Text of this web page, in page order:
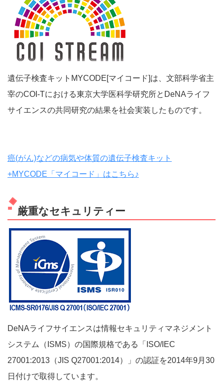
遺伝子検査キットMYCODE[マイコード]は、文部科学省主
宰のCOI-Tにおける東京大学医科学研究所とDeNAライフ
サイエンスの共同研究の結果を社会実装したものです。
癌(がん)などの病気や体質の遺伝子検査キット
+MYCODE「マイコード」はこちら♪
厳重なセキュリティー
DeNAライフサイエンスは情報セキュリティマネジメント
システム（ISMS）の国際規格である「ISO/IEC
27001:2013（JIS Q27001:2014）」の認証を2014年9月30
日付けで取得しています。